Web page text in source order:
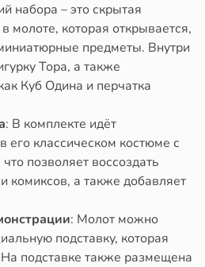
набора – это скрытая
молоте, которая открывается,
предметы. Внутри
Тора, а также
Куб Одина и перчатка
: В комплекте идёт
его классическом костюме с
позволяет воссоздать
комиксов, а также добавляет
: Молот можно
подставку, которая
подставке также размещена